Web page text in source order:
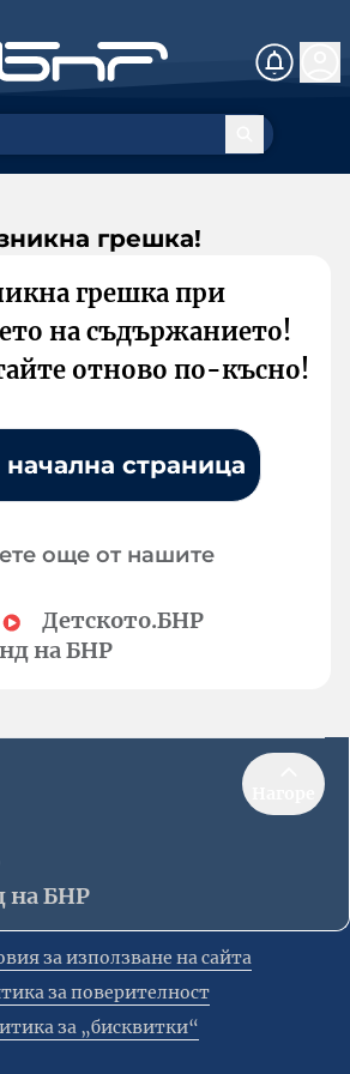
грешка!
грешка при
на съдържанието!
отново по-късно!
страница
още от нашите
Детското.БНР
на БНР
на БНР
за използване на сайта
за поверителност
за „бисквитки“